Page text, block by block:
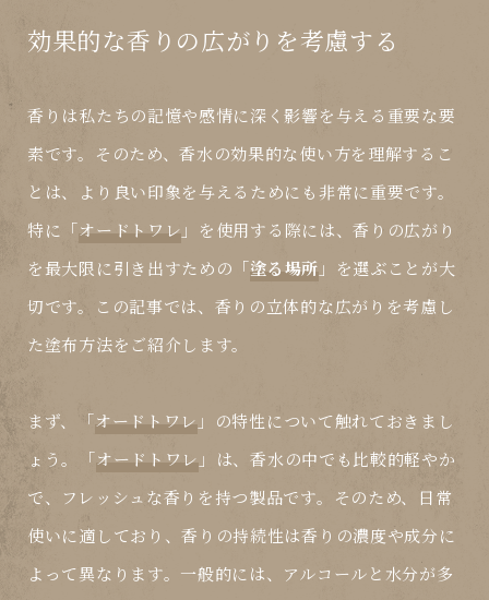
効果的な香りの広がりを考慮する
香りは私たちの記憶や感情に深く影響を与える重要な要
素です。そのため、香水の効果的な使い方を理解するこ
とは、より良い印象を与えるためにも非常に重要です。
特に「オードトワレ 」を使用する際には、香りの広がり
を最大限に引き出すための「塗る場所 」を選ぶことが大
切です。この記事では、香りの立体的な広がりを考慮し
た塗布方法をご紹介します。
まず、「オードトワレ 」の特性について触れておきまし
ょう。「オードトワレ 」は、香水の中でも比較的軽やか
で、フレッシュな香りを持つ製品です。そのため、日常
使いに適しており、香りの持続性は香りの濃度や成分に
よって異なります。一般的には、アルコールと水分が多